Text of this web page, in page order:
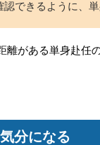
できるように、
離がある単身赴任
分になる